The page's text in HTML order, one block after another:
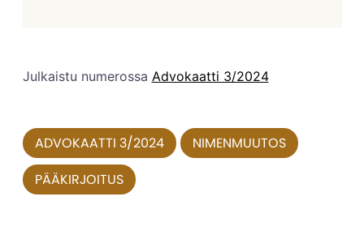
Julkaistu numerossa Advokaatti 3/2024
ADVOKAATTI 3/2024
NIMENMUUTOS
PÄÄKIRJOITUS